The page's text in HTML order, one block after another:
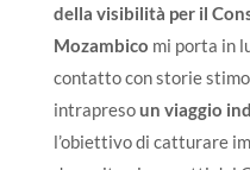
della visibilità per il
Mozambico mi porta in
contatto con storie
intrapresoun viaggio
l’obiettivo di catturare